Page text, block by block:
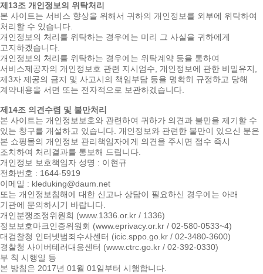
제13조 개인정보의 위탁처리
본 사이트는 서비스 향상을 위해서 귀하의 개인정보를 외부에 위탁하여
처리할 수 있습니다.
개인정보의 처리를 위탁하는 경우에는 미리 그 사실을 귀하에게
고지하겠습니다.
개인정보의 처리를 위탁하는 경우에는 위탁계약 등을 통하여
서비스제공자의 개인정보호 관련 지시엄수, 개인정보에 관한 비밀유지,
제3자 제공의 금지 및 사고시의 책임부담 등을 명확히 규정하고 당해
계약내용을 서면 또는 전자적으로 보관하겠습니다.
제14조 의견수렴 및 불만처리
본 사이트는 개인정보보호와 관련하여 귀하가 의견과 불만을 제기할 수
있는 창구를 개설하고 있습니다. 개인정보와 관련한 불만이 있으신 분은
본 쇼핑몰의 개인정보 관리책임자에게 의견을 주시면 접수 즉시
조치하여 처리결과를 통보해 드립니다.
개인정보 보호책임자 성명 : 이현규
전화번호 : 1644-5919
이메일 : kleduking@daum.net
또는 개인정보침해에 대한 신고나 상담이 필요하신 경우에는 아래
기관에 문의하시기 바랍니다.
개인분쟁조정위원회 (www.1336.or.kr / 1336)
정보보호마크인증위원회 (www.eprivacy.or.kr / 02-580-0533~4)
대검찰청 인터넷범죄수사센터 (icic.sppo.go.kr / 02-3480-3600)
경찰청 사이버테러대응센터 (www.ctrc.go.kr / 02-392-0330)
부 칙 시행일 등
본 방침은 2017년 01월 01일부터 시행합니다.